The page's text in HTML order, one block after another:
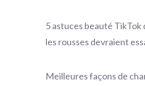
5 astuces beauté TikTok
les rousses devraient
Meilleures façons de